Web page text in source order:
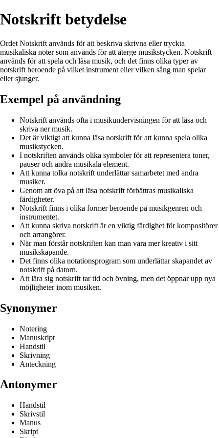
Notskrift betydelse
Ordet Notskrift används för att beskriva skrivna eller tryckta
musikaliska noter som används för att återge musikstycken. Notskrift
används för att spela och läsa musik, och det finns olika typer av
notskrift beroende på vilket instrument eller vilken sång man spelar
eller sjunger.
Exempel på användning
Notskrift används ofta i musikundervisningen för att läsa och
skriva ner musik.
Det är viktigt att kunna läsa notskrift för att kunna spela olika
musikstycken.
I notskriften används olika symboler för att representera toner,
pauser och andra musikala element.
Att kunna tolka notskrift underlättar samarbetet med andra
musiker.
Genom att öva på att läsa notskrift förbättras musikaliska
färdigheter.
Notskrift finns i olika former beroende på musikgenren och
instrumentet.
Att kunna skriva notskrift är en viktig färdighet för kompositörer
och arrangörer.
När man förstår notskriften kan man vara mer kreativ i sitt
musikskapande.
Det finns olika notationsprogram som underlättar skapandet av
notskrift på datorn.
Att lära sig notskrift tar tid och övning, men det öppnar upp nya
möjligheter inom musiken.
Synonymer
Notering
Manuskript
Handstil
Skrivning
Anteckning
Antonymer
Handstil
Skrivstil
Manus
Skript